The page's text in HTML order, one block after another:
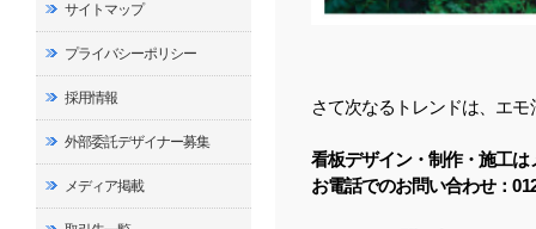
さて次なるトレンドは、エ
看板デザイン・制作・施工は
お電話でのお問い合わせ：
サイトマップ
プライバシーポリシー
採用情報
外部委託デザイナー募集
メディア掲載